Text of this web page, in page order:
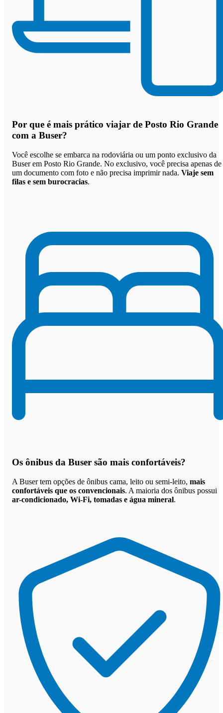
Por que é mais prático viajar de Posto Rio Grande
com a Buser?
Você escolhe se embarca na rodoviária ou um ponto exclusivo da
Buser em Posto Rio Grande. No exclusivo, você precisa apenas de
um documento com foto e não precisa imprimir nada. Viaje sem
filas e sem burocracias.
Os ônibus da Buser são mais confortáveis?
A Buser tem opções de ônibus cama, leito ou semi-leito, mais
confortáveis que os convencionais. A maioria dos ônibus possui
ar-condicionado, Wi-Fi, tomadas e água mineral.